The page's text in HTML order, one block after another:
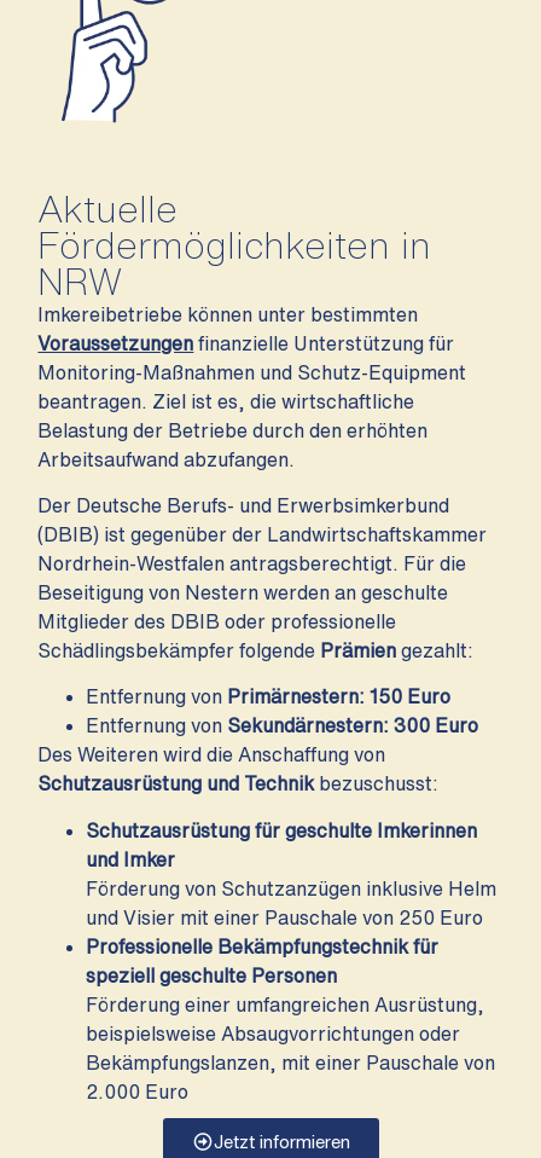
Aktuelle
Fördermöglichkeiten in
NRW
Imkereibetriebe können unter bestimmten
Voraussetzungen finanzielle Unterstützung für
Monitoring-Maßnahmen und Schutz-Equipment
beantragen. Ziel ist es, die wirtschaftliche
Belastung der Betriebe durch den erhöhten
Arbeitsaufwand abzufangen.
Der Deutsche Berufs- und Erwerbsimkerbund
(DBIB) ist gegenüber der Landwirtschaftskammer
Nordrhein-Westfalen antragsberechtigt. Für die
Beseitigung von Nestern werden an geschulte
Mitglieder des DBIB oder professionelle
Schädlingsbekämpfer folgende Prämien gezahlt:
Entfernung von Primärnestern: 150 Euro
Entfernung von Sekundärnestern: 300 Euro
Des Weiteren wird die Anschaffung von
Schutzausrüstung und Technikbezuschusst:
Schutzausrüstung für geschulte Imkerinnen
und Imker
Förderung von Schutzanzügen inklusive Helm
und Visier mit einer Pauschale von 250 Euro
Professionelle Bekämpfungstechnik für
speziell geschulte Personen
Förderung einer umfangreichen Ausrüstung,
beispielsweise Absaugvorrichtungen oder
Bekämpfungslanzen, mit einer Pauschale von
2.000 Euro
Jetzt informieren